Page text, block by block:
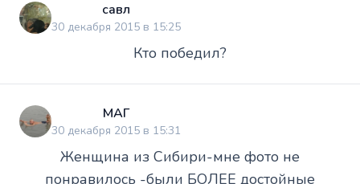
савл
30 декабря 2015 в 15:25
Кто победил?
МАГ
30 декабря 2015 в 15:31
Женщина из Сибири-мне фото не
понравилось -были БОЛЕЕ достойные